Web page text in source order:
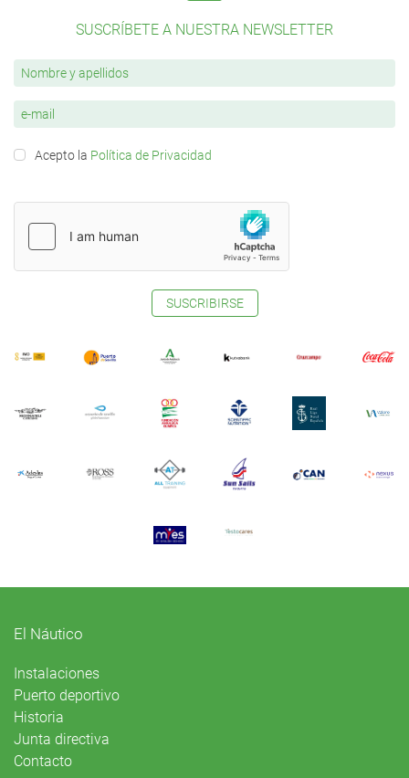
SUSCRÍBETE A NUESTRA NEWSLETTER
Acepto la Política de Privacidad
SUSCRIBIRSE
El Náutico
Instalaciones
Puerto deportivo
Historia
Junta directiva
Contacto